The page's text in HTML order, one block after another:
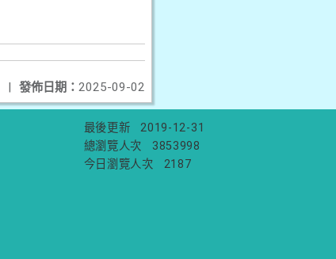
發佈日期： 2025-09-02
|
最後更新
2019-12-31
總瀏覽人次
3853998
今日瀏覽人次
2187